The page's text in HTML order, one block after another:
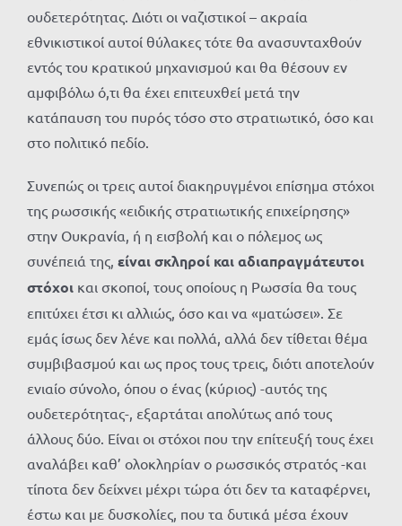
ουδετερότητας. Διότι οι ναζιστικοί – ακραία
εθνικιστικοί αυτοί θύλακες τότε θα ανασυνταχθούν
εντός του κρατικού μηχανισμού και θα θέσουν εν
αμφιβόλω ό,τι θα έχει επιτευχθεί μετά την
κατάπαυση του πυρός τόσο στο στρατιωτικό, όσο και
στο πολιτικό πεδίο.
Συνεπώς οι τρεις αυτοί διακηρυγμένοι επίσημα στόχοι
της ρωσσικής «ειδικής στρατιωτικής επιχείρησης»
στην Ουκρανία, ή η εισβολή και ο πόλεμος ως
συνέπειά της, είναι σκληροί και αδιαπραγμάτευτοι
στόχοι και σκοποί, τους οποίους η Ρωσσία θα τους
επιτύχει έτσι κι αλλιώς, όσο και να «ματώσει». Σε
εμάς ίσως δεν λένε και πολλά, αλλά δεν τίθεται θέμα
συμβιβασμού και ως προς τους τρεις, διότι αποτελούν
ενιαίο σύνολο, όπου ο ένας (κύριος) -αυτός της
ουδετερότητας-, εξαρτάται απολύτως από τους
άλλους δύο. Είναι οι στόχοι που την επίτευξή τους έχει
αναλάβει καθ’ ολοκληρίαν ο ρωσσικός στρατός -και
τίποτα δεν δείχνει μέχρι τώρα ότι δεν τα καταφέρνει,
έστω και με δυσκολίες, που τα δυτικά μέσα έχουν